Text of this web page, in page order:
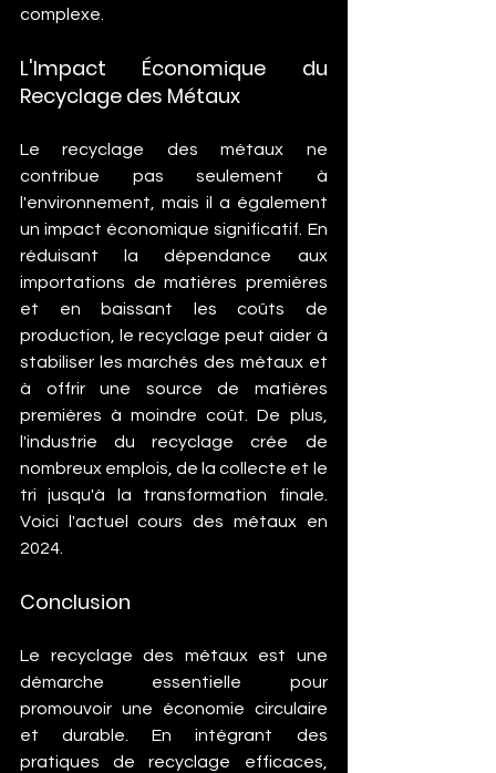
complexe.
L'Impact Économique du
Recyclage des Métaux
Le recyclage des métaux ne
contribue pas seulement à
l'environnement, mais il a également
un impact économique significatif. En
réduisant la dépendance aux
importations de matières premières
et en baissant les coûts de
production, le recyclage peut aider à
stabiliser les marchés des métaux et
à offrir une source de matières
premières à moindre coût. De plus,
l'industrie du recyclage crée de
nombreux emplois, de la collecte et le
tri jusqu'à la transformation finale.
Voici l'actuel cours des métaux en
2024.
Conclusion
Le recyclage des métaux est une
démarche essentielle pour
promouvoir une économie circulaire
et durable. En intégrant des
pratiques de recyclage efficaces,